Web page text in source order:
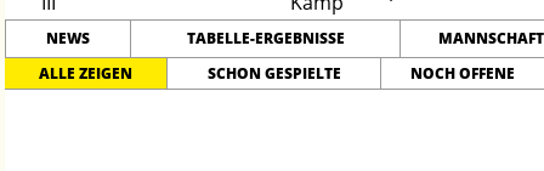
NEWS TABELLE-ERGEBNISSE
MANNSCHAFT
ALLE ZEIGEN
SCHON GESPIELTE NOCH OFFENE